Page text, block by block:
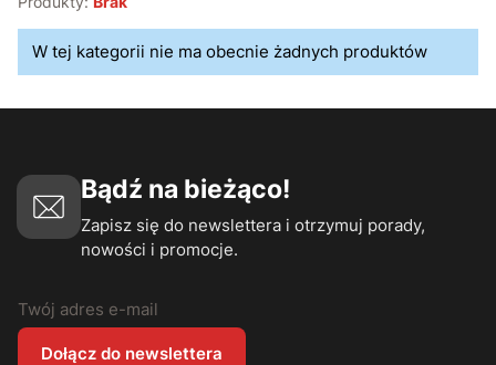
Lista produktów
W tej kategorii nie ma obecnie żadnych produktów
Bądź na bieżąco!
Zapisz się do newslettera i otrzymuj porady,
nowości i promocje.
Twój adres e-mail
Dołącz do newslettera